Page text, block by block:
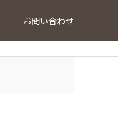
お問い合わせ